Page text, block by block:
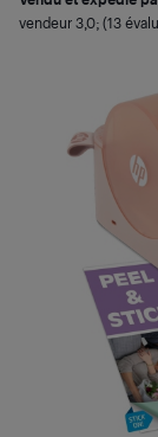
vendeur 3,0; (13